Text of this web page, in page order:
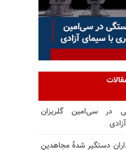
در سی‌امین گلریزان
هواداران دستگیر شدهٔ مجاهدین